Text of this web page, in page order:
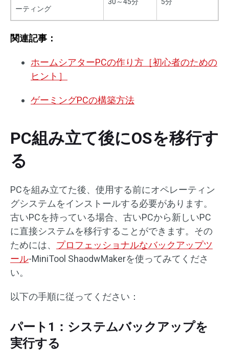
ーティング
関連記事：
ホームシアターPCの作り方［初心者のための
ヒント］
ゲーミングPCの構築方法
PC組み立て後にOSを移行す
る
PCを組み立てた後、使用する前にオペレーティン
グシステムをインストールする必要があります。
古いPCを持っている場合、古いPCから新しいPC
に直接システムを移行することができます。その
ためには、 プロフェッショナルなバックアップツ
ール-MiniTool ShaodwMakerを使ってみてくださ
い。
以下の手順に従ってください：
パート1：システムバックアップを
実行する